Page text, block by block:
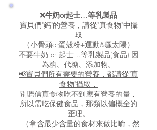
❌牛奶or起士...等乳製品
寶貝們"鈣"的營養，請從"真食物"中攝
取
（小骨頭or蛋殼粉+運動&曬太陽）
不要牛奶 or 起士...等乳製品(食品) 因
為糖、代糖、添加物。
📢寶貝們所有需要的營養，都請從"真
食物"攝取，
別聽信真食物吃不到應有營養的量，
所以需吃保健食品，那類以偏概全的
歪理。
（拿含最少含量的食材來做比喻，然